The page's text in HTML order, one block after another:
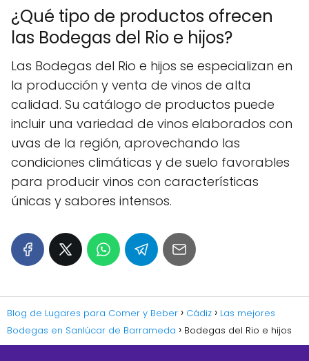
¿Qué tipo de productos ofrecen
las Bodegas del Rio e hijos?
Las Bodegas del Rio e hijos se especializan en
la producción y venta de vinos de alta
calidad. Su catálogo de productos puede
incluir una variedad de vinos elaborados con
uvas de la región, aprovechando las
condiciones climáticas y de suelo favorables
para producir vinos con características
únicas y sabores intensos.
Blog de Lugares para Comer y Beber Cádiz
Las mejores
Bodegas en Sanlúcar de Barrameda
Bodegas del Rio e hijos